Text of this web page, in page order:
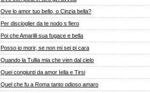
Ove lo amor tuo bello, o Cinzia bella?
Per discioglier da te nodo s fiero
Poi che Amarilli sua fugace e bella
Posso io morir, se non mi sei pi cara
Quando la Tullia mia che vien dal cielo
Quei congiunti da amor Iella e Tirsi
Quel che fu a Roma tanto odioso amaro